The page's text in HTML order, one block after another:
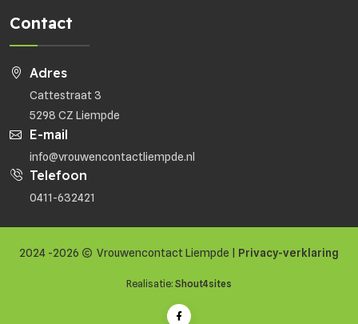
Contact
Adres
Cattestraat 3
5298 CZ Liempde
E-mail
info@vrouwencontactliempde.nl
Telefoon
0411-632421
2024 -2026 Vrouwencontact Liempde | Privacy-verklaring
Realisatie: Shout4sites